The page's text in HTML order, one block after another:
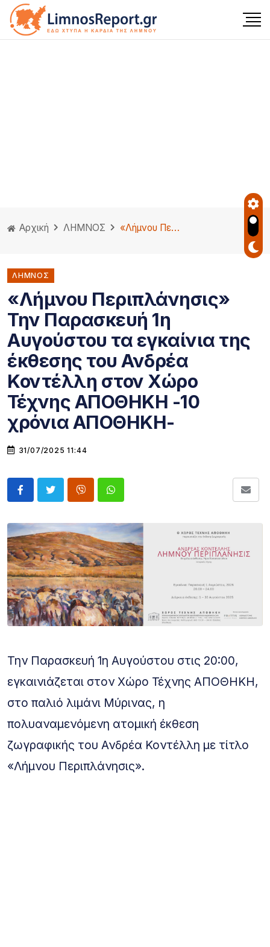
Αρχική ΛΗΜΝΟΣ «Λήμνου Περιπλάνησις» Την Παρασκευή 1η Αυγούστου τα εγκαίνια της έκθεσης του Ανδρέα Κοντέλλη στον Χώρο Τέχνης ΑΠΟΘΗΚΗ -10 χρόνια ΑΠΟΘΗΚΗ-
ΛΗΜΝΟΣ
«Λήμνου Περιπλάνησις»
Την Παρασκευή 1η
Αυγούστου τα εγκαίνια της
έκθεσης του Ανδρέα
Κοντέλλη στον Χώρο
Τέχνης ΑΠΟΘΗΚΗ -10
χρόνια ΑΠΟΘΗΚΗ-
31/07/2025 11:44
Την Παρασκευή 1η Αυγούστου στις 20:00,
εγκαινιάζεται στον Χώρο Τέχνης ΑΠΟΘΗΚΗ,
στο παλιό λιμάνι Μύρινας, η
πολυαναμενόμενη ατομική έκθεση
ζωγραφικής του Ανδρέα Κοντέλλη με τίτλο
«Λήμνου Περιπλάνησις».